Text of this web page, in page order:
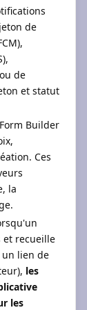
de
de
et statut
Builder
Ces
la
et recueille
un lien de
les
les